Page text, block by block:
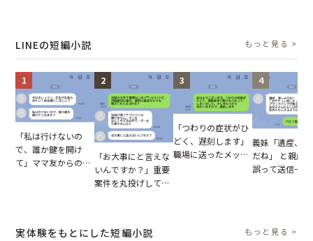
LINEの短編小説 もっと見る >
1
「私は行けないの
で、誰か鍵を開け
て」ママ友からの
2
「お大事にと言えな
いんですか？」重要
案件を丸投げして休
3
「つわりの症状がひ
どく、遅刻します」
職場に送ったメッセ
4
義妹「遺産、
だね」 と親戚
誤って送信→夫
実体験をもとにした短編小説 もっと見る >